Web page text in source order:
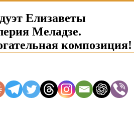
Елизаветы
Меладзе.
композиция!